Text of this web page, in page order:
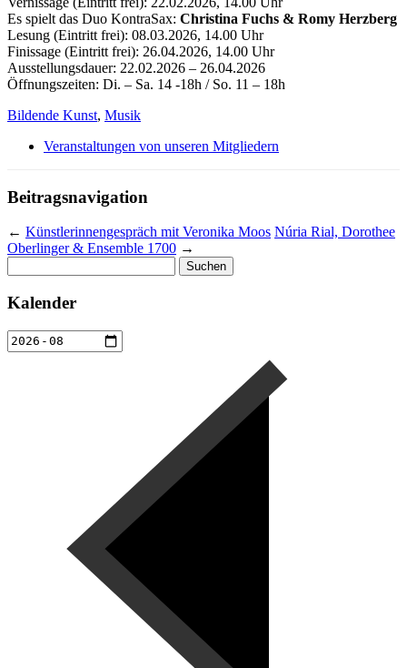
Es spielt das Duo KontraSax: Christina Fuchs & Romy Herzberg
Lesung (Eintritt frei): 08.03.2026, 14.00 Uhr
Finissage (Eintritt frei): 26.04.2026, 14.00 Uhr
Ausstellungsdauer: 22.02.2026 – 26.04.2026
Öffnungszeiten: Di. – Sa. 14 -18h / So. 11 – 18h
Bildende Kunst, Musik
Veranstaltungen von unseren Mitgliedern
Beitragsnavigation
← Künstlerinnengespräch mit Veronika Moos Núria Rial, Dorothee
Oberlinger & Ensemble 1700 →
nach:
Kalender